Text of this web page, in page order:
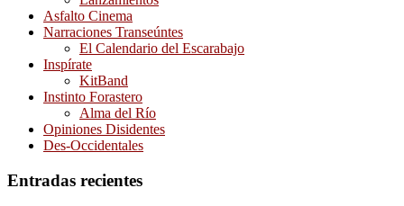
Asfalto Cinema
Narraciones Transeúntes
El Calendario del Escarabajo
Inspírate
KitBand
Instinto Forastero
Alma del Río
Opiniones Disidentes
Des-Occidentales
Entradas recientes